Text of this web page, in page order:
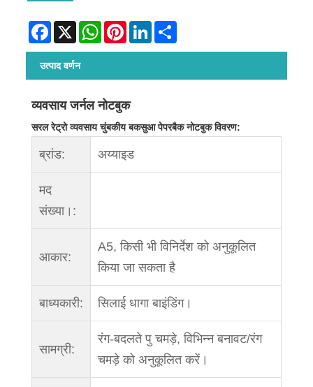
Facebook
X WhatsAppPinterestLinkedIn
उत्पाद वर्णन
व्यवसाय जर्नल नोटबुक
सरल रेट्रो व्यवसाय चुंबकीय बकसुआ पेपरबैक नोटबुक विवरण:
ब्रांड: अय्याइड
मद
संख्या।:
आकार:
A5, किसी भी विनिर्देश को अनुकूलित
किया जा सकता है
बाध्यकारी: सिलाई धागा बाइंडिंग।
सामग्री:
रंग-बदलते पु चमड़े, विभिन्न बनावट/रंग
चमड़े को अनुकूलित करें।